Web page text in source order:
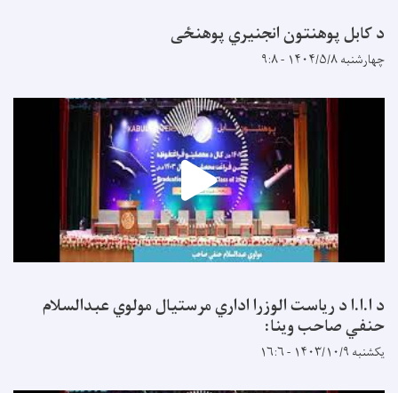
د کابل پوهنتون انجنیري پوهنځی
چهارشنبه ۱۴۰۴/۵/۸ - ۹:۸
د ا.ا.ا د ریاست الوزرا اداري مرستیال مولوي عبدالسلام
حنفي صاحب وینا:
یکشنبه ۱۴۰۳/۱۰/۹ - ۱۶:۶